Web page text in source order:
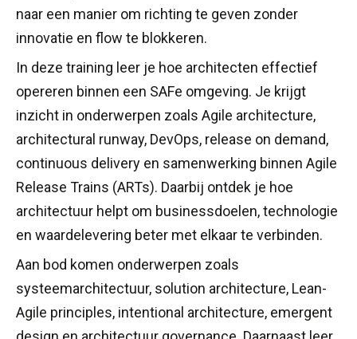
naar een manier om richting te geven zonder
innovatie en flow te blokkeren.
In deze training leer je hoe architecten effectief
opereren binnen een SAFe omgeving. Je krijgt
inzicht in onderwerpen zoals Agile architecture,
architectural runway, DevOps, release on demand,
continuous delivery en samenwerking binnen Agile
Release Trains (ARTs). Daarbij ontdek je hoe
architectuur helpt om businessdoelen, technologie
en waardelevering beter met elkaar te verbinden.
Aan bod komen onderwerpen zoals
systeemarchitectuur, solution architecture, Lean-
Agile principles, intentional architecture, emergent